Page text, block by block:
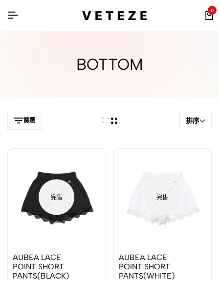
0
BOTTOM
篩選 排序
完售
AUBEA LACE
POINT SHORT
PANTS(BLACK)
完售
AUBEA LACE
POINT SHORT
PANTS(WHITE)